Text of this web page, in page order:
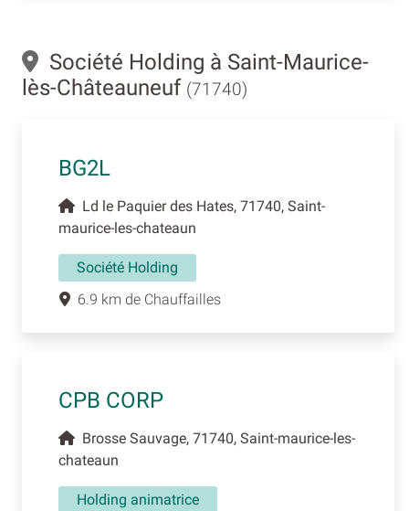
Société Holding à Saint-Maurice-
lès-Châteauneuf (71740)
BG2L
Ld le Paquier des Hates, 71740, Saint-
maurice-les-chateaun
Société Holding
6.9 km de Chauffailles
CPB CORP
Brosse Sauvage, 71740, Saint-maurice-les-
chateaun
Holding animatrice